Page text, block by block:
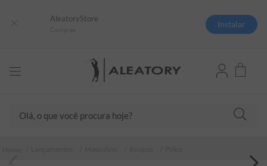
AleatoryStore
Instalar